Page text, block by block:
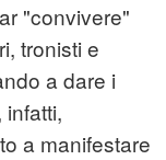
"convivere"
tronisti e
a dare i
a manifestare